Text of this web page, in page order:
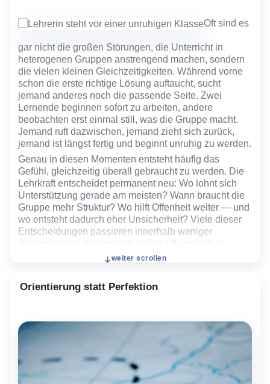
Oft sind es
gar nicht die großen Störungen, die Unterricht in
heterogenen Gruppen anstrengend machen, sondern
die vielen kleinen Gleichzeitigkeiten. Während vorne
schon die erste richtige Lösung auftaucht, sucht
jemand anderes noch die passende Seite. Zwei
Lernende beginnen sofort zu arbeiten, andere
beobachten erst einmal still, was die Gruppe macht.
Jemand ruft dazwischen, jemand zieht sich zurück,
jemand ist längst fertig und beginnt unruhig zu werden.
Genau in diesen Momenten entsteht häufig das
Gefühl, gleichzeitig überall gebraucht zu werden. Die
Lehrkraft entscheidet permanent neu: Wo lohnt sich
Unterstützung gerade am meisten? Wann braucht die
Gruppe mehr Struktur? Wo hilft Offenheit weiter — und
wo entsteht dadurch eher Unsicherheit? Viele dieser
Entscheidungen passieren innerhalb weniger
Sekunden und bleiben von außen oft unsichtbar.
Hinzu kommt, dass Unterschiede selten nur fachlich
mit Konzentration, Motivation oder emotionalem
Stress. Einige brauchen Bewegung, andere Ruhe.
gewinnen, verlieren andere genau dort schnell das
Interesse. Unterricht wird dadurch weniger planbar,
weil dieselbe Situation auf verschiedene Menschen
völlig unterschiedlich wirkt.
Gerade deshalb fühlen sich heterogene Gruppen
weiter scrollen
Orientierung statt Perfektion